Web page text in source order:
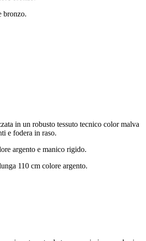
bronzo.
in un robusto tessuto tecnico color malva
e fodera in raso.
argento e manico rigido.
110 cm colore argento.